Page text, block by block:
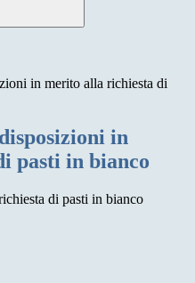
in merito alla richiesta di
in
pasti in bianco
di pasti in bianco